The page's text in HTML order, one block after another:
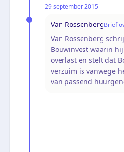
29 september 2015
Van RossenbergBrief
Van Rossenberg
Bouwinvest waarin
overlast en stelt dat
verzuim is vanwege
van passend